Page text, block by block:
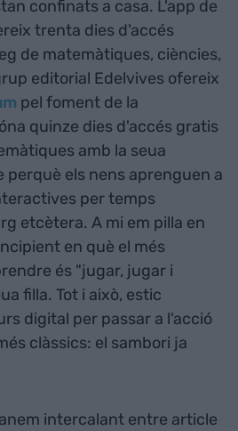
confinats a casa. L'app de
trenta dies d'accés
de matemàtiques, ciències,
editorial Edelvives ofereix
pel foment de la
quinze dies d'accés gratis
amb la seua
perquè els nens aprenguen a
per temps
etcètera. A mi em pilla en
en què el més
és "jugar, jugar i
filla. Tot i això, estic
digital per passar a l'acció
clàssics: el sambori ja
intercalant entre article